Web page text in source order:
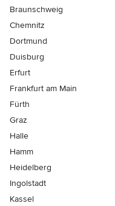
Braunschweig
Chemnitz
Dortmund
Duisburg
Erfurt
Frankfurt am Main
Fürth
Graz
Halle
Hamm
Heidelberg
Ingolstadt
Kassel